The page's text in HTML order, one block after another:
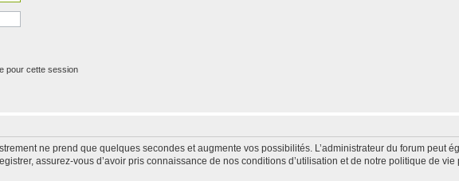
pour cette session
ne prend que quelques secondes et augmente vos possibilités. L’administrateur du forum peut
assurez-vous d’avoir pris connaissance de nos conditions d’utilisation et de notre politique de